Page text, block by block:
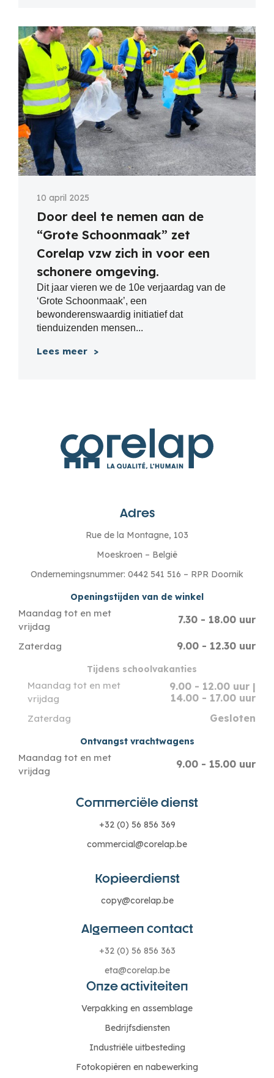
10 april 2025
Door deel te nemen aan de
“Grote Schoonmaak” zet
Corelap vzw zich in voor een
schonere omgeving.
Dit jaar vieren we de 10e verjaardag van de
‘Grote Schoonmaak’, een
bewonderenswaardig initiatief dat
tienduizenden mensen...
Lees meer
Adres
Rue de la Montagne, 103
Moeskroen – België
Ondernemingsnummer: 0442 541 516 – RPR Doornik
Openingstijden van de winkel
Maandag tot en met
vrijdag
7.30 - 18.00 uur
Zaterdag 9.00 - 12.30 uur
Tijdens schoolvakanties
Maandag tot en met
vrijdag
9.00 - 12.00 uur |
14.00 - 17.00 uur
Zaterdag Gesloten
Ontvangst vrachtwagens
Maandag tot en met
vrijdag
9.00 - 15.00 uur
Commerciële dienst
+32 (0) 56 856 369
commercial@corelap.be
Kopieerdienst
copy@corelap.be
Algemeen contact
+32 (0) 56 856 363
eta@corelap.be
Onze activiteiten
Verpakking en assemblage
Bedrijfsdiensten
Industriële uitbesteding
Fotokopiëren en nabewerking